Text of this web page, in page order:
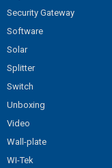
Security Gateway
Software
Solar
Splitter
Switch
Unboxing
Video
Wall-plate
WI-Tek